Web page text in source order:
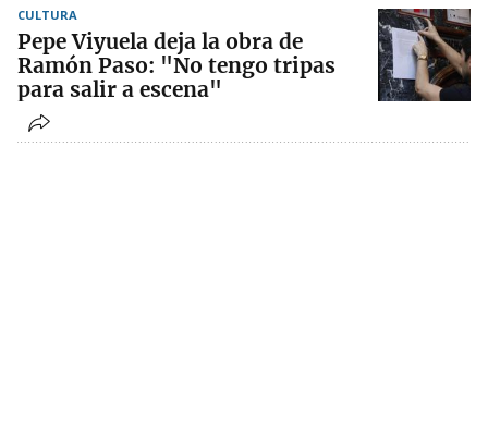
CULTURA
Pepe Viyuela deja la obra de
Ramón Paso: "No tengo tripas
para salir a escena"